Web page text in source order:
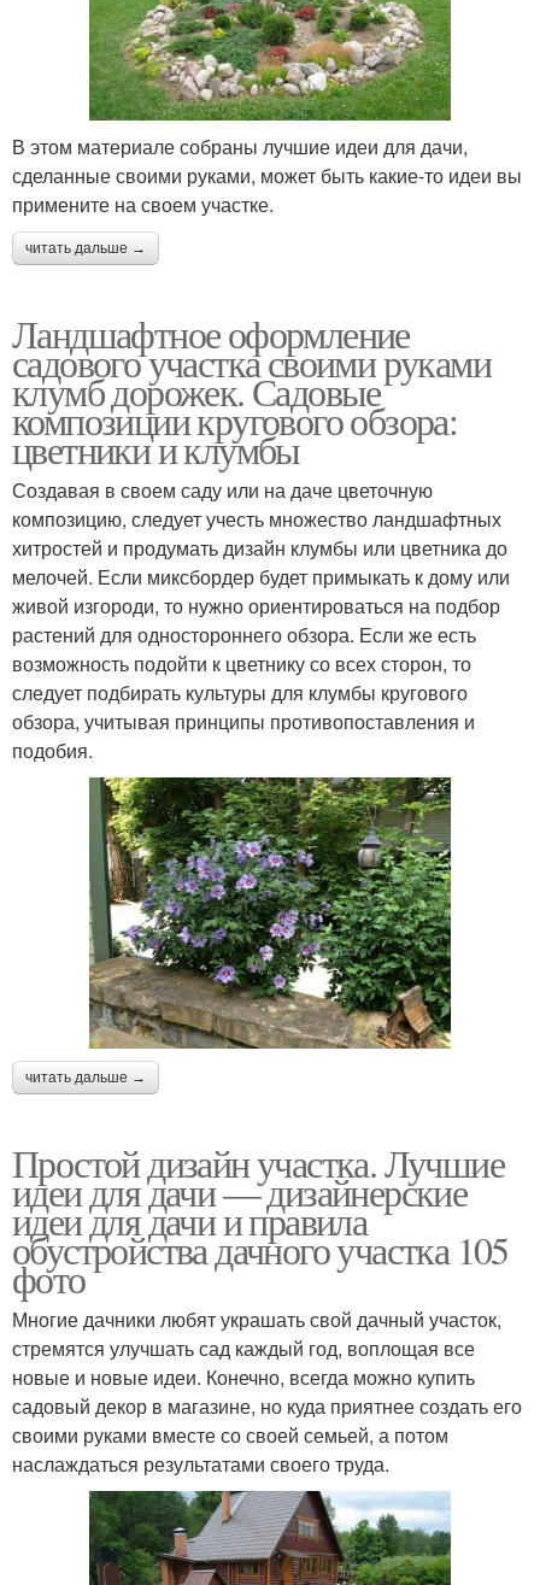
В этом материале собраны лучшие идеи для дачи,
сделанные своими руками, может быть какие-то идеи вы
примените на своем участке.
читать дальше →
Ландшафтное оформление
садового участка своими руками
клумб дорожек. Садовые
композиции кругового обзора:
цветники и клумбы
Создавая в своем саду или на даче цветочную
композицию, следует учесть множество ландшафтных
хитростей и продумать дизайн клумбы или цветника до
мелочей. Если миксбордер будет примыкать к дому или
живой изгороди, то нужно ориентироваться на подбор
растений для одностороннего обзора. Если же есть
возможность подойти к цветнику со всех сторон, то
следует подбирать культуры для клумбы кругового
обзора, учитывая принципы противопоставления и
подобия.
читать дальше →
Простой дизайн участка. Лучшие
идеи для дачи — дизайнерские
идеи для дачи и правила
обустройства дачного участка 105
фото
Многие дачники любят украшать свой дачный участок,
стремятся улучшать сад каждый год, воплощая все
новые и новые идеи. Конечно, всегда можно купить
садовый декор в магазине, но куда приятнее создать его
своими руками вместе со своей семьей, а потом
наслаждаться результатами своего труда.